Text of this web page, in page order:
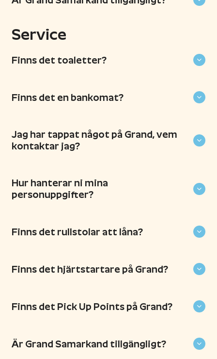
Service
Finns det toaletter?
Finns det en bankomat?
Jag har tappat något på Grand, vem
kontaktar jag?
Hur hanterar ni mina
personuppgifter?
Finns det rullstolar att låna?
Finns det hjärtstartare på Grand?
Finns det Pick Up Points på Grand?
Är Grand Samarkand tillgängligt?